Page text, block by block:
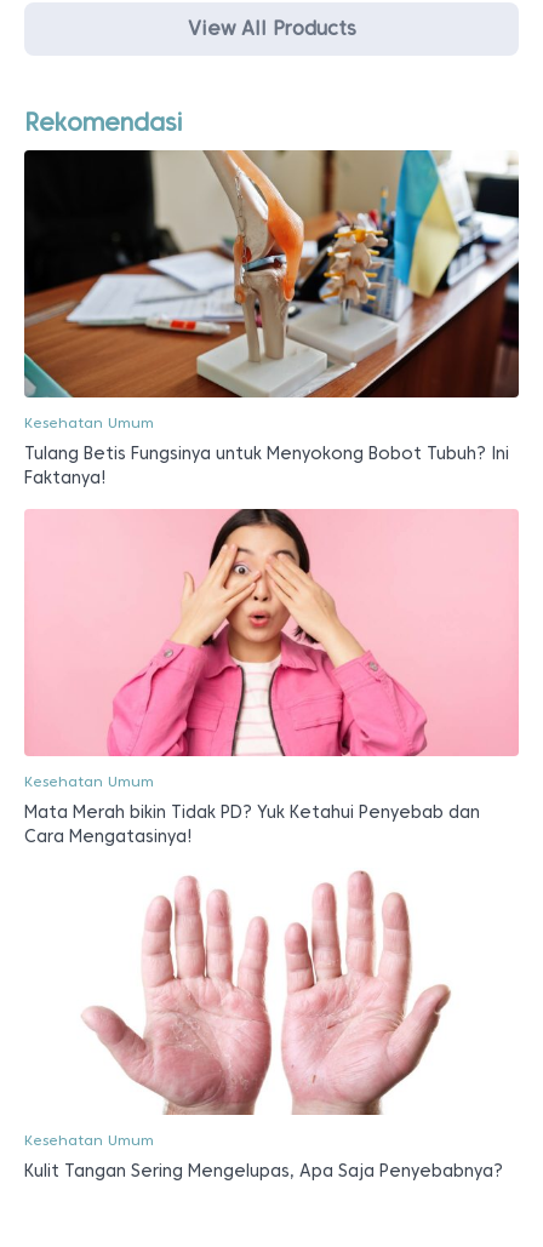
View All Products
Rekomendasi
Kesehatan Umum
Tulang Betis Fungsinya untuk Menyokong Bobot Tubuh? Ini
Faktanya!
Kesehatan Umum
Mata Merah bikin Tidak PD? Yuk Ketahui Penyebab dan
Cara Mengatasinya!
Kesehatan Umum
Kulit Tangan Sering Mengelupas, Apa Saja Penyebabnya?